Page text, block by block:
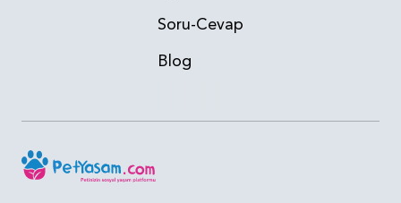
Soru-Cevap
Blog